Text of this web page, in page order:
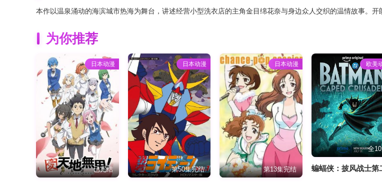
本作以温泉涌动的海滨城市热海为舞台，讲述经营小型洗衣店的主角金目绵花奈与身边众人交织的温情故事。
为你推荐
日本动漫
已完结
日本动漫
第50集完结
日本动漫
第13集完结
欧美
全
蝙蝠侠：披风战士第